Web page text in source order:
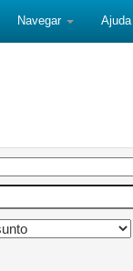
Navegar Ajuda